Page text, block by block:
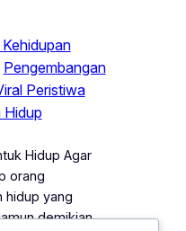
Pengembangan
Peristiwa
Hidup
Hidup Agar
orang
hidup yang
demikian,